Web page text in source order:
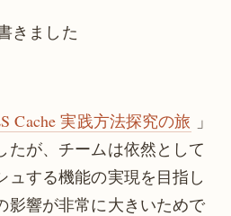
きました
Cache 実践方法探究の旅 」
たが、チームは依然として
ュする機能の実現を目指し
影響が非常に大きいためで